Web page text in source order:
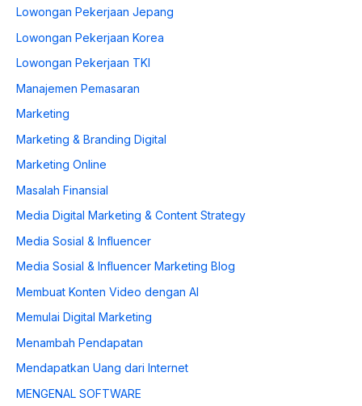
Lowongan Pekerjaan Jepang
Lowongan Pekerjaan Korea
Lowongan Pekerjaan TKI
Manajemen Pemasaran
Marketing
Marketing & Branding Digital
Marketing Online
Masalah Finansial
Media Digital Marketing & Content Strategy
Media Sosial & Influencer
Media Sosial & Influencer Marketing Blog
Membuat Konten Video dengan AI
Memulai Digital Marketing
Menambah Pendapatan
Mendapatkan Uang dari Internet
MENGENAL SOFTWARE